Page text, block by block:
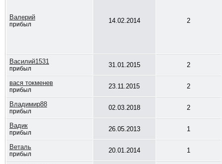
Валерий
прибыл 14.02.2014 2
Василий1531
прибыл 31.01.2015 2
вася токменев
прибыл 23.11.2015 2
Владимир88
прибыл 02.03.2018 2
Вадик
прибыл 26.05.2013 1
Веталь
прибыл 20.01.2014 1